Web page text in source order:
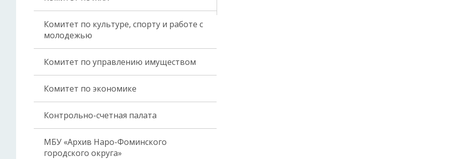
Комитет по культуре, спорту и работе с
молодежью
Комитет по управлению имуществом
Комитет по экономике
Контрольно-счетная палата
МБУ «Архив Наро-Фоминского
городского округа»